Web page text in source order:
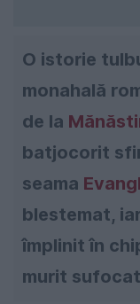
O istorie
monahală
de la
batjocorit
seama
blestemat,
împlinit în
murit